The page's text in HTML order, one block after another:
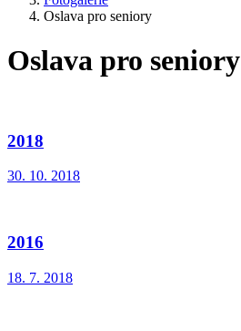
Oslava pro seniory
Oslava pro seniory
2018
30. 10. 2018
2016
18. 7. 2018